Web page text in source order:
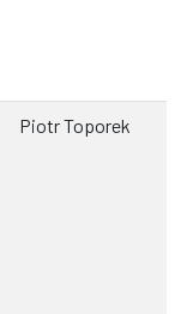
Piotr Toporek